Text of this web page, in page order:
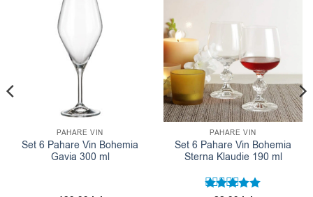
PAHARE VIN
Set 6 Pahare Vin Bohemia
Gavia 300 ml
PAHARE VIN
Set 6 Pahare Vin Bohemia
Sterna Klaudie 190 ml